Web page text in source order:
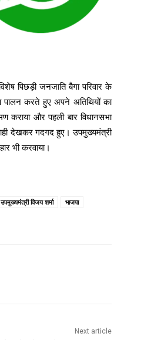
पिछड़ी जनजाति बैगा परिवार के
पालन करते हुए अपने अतिथियों का
कराया और पहली बार विधानसभा
देखकर गदगद हुए। उपमुख्यमंत्री
भी करवाया।
उपमुख्यमंत्री विजय शर्मा
भाजपा
Next article